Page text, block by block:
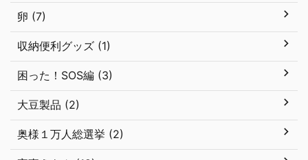
卵 (7)
収納便利グッズ (1)
困った！SOS編 (3)
大豆製品 (2)
奥様１万人総選挙 (2)